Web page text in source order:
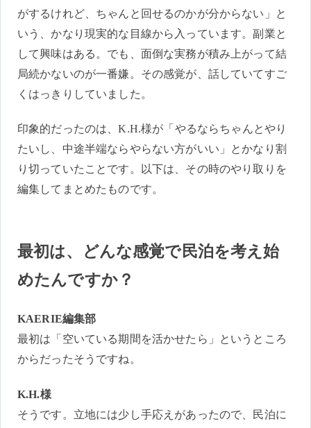
がするけれど、ちゃんと回せるのかが分からない」と
いう、かなり現実的な目線から入っています。副業と
して興味はある。でも、面倒な実務が積み上がって結
局続かないのが一番嫌。その感覚が、話していてすご
くはっきりしていました。
印象的だったのは、K.H.様が「やるならちゃんとやり
たいし、中途半端ならやらない方がいい」とかなり割
り切っていたことです。以下は、その時のやり取りを
編集してまとめたものです。
最初は、どんな感覚で民泊を考え始
めたんですか？
KAERIE編集部
最初は「空いている期間を活かせたら」というところ
からだったそうですね。
K.H.様
そうです。立地には少し手応えがあったので、民泊に